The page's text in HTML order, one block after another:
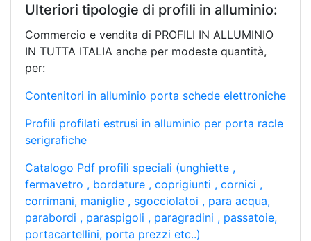
Ulteriori tipologie di profili in alluminio:
Commercio e vendita di PROFILI IN ALLUMINIO
IN TUTTA ITALIA anche per modeste quantità,
per:
Contenitori in alluminio porta schede elettroniche
Profili profilati estrusi in alluminio per porta racle
serigrafiche
Catalogo Pdf profili speciali (unghiette ,
fermavetro , bordature , coprigiunti , cornici ,
corrimani, maniglie , sgocciolatoi , para acqua,
parabordi , paraspigoli , paragradini , passatoie,
portacartellini, porta prezzi etc..)